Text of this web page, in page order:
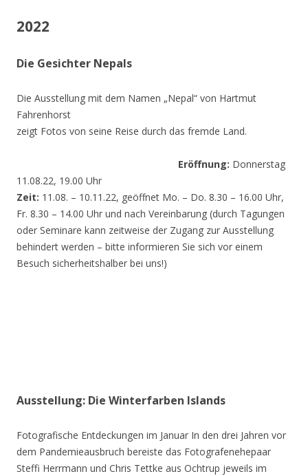
2022
Die Gesichter Nepals
Die Ausstellung mit dem Namen „Nepal“ von Hartmut
Fahrenhorst
zeigt Fotos von seine Reise durch das fremde Land.
Eröffnung: Donnerstag
11.08.22, 19.00 Uhr
Zeit: 11.08. – 10.11.22, geöffnet Mo. – Do. 8.30 – 16.00 Uhr,
Fr. 8.30 – 14.00 Uhr und nach Vereinbarung (durch Tagungen
oder Seminare kann zeitweise der Zugang zur Ausstellung
behindert werden – bitte informieren Sie sich vor einem
Besuch sicherheitshalber bei uns!)
Ausstellung: Die Winterfarben Islands
Fotografische Entdeckungen im Januar In den drei Jahren vor
dem Pandemieausbruch bereiste das Fotografenehepaar
Steffi Herrmann und Chris Tettke aus Ochtrup jeweils im